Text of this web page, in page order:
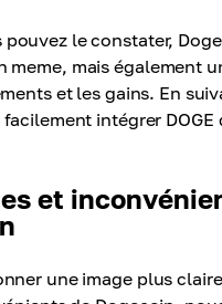
pouvez le constater,
meme, mais également
et les gains. En
intégrer DOGE
et
une image plus